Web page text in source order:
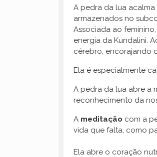
A pedra da lua
armazenados no
Associada ao
energia da Kundalini.
cérebro, encorajando
Ela é especialmente
A pedra da lua abre a
reconhecimento da
A meditação com a
vida que falta, como
Ela abre o coração